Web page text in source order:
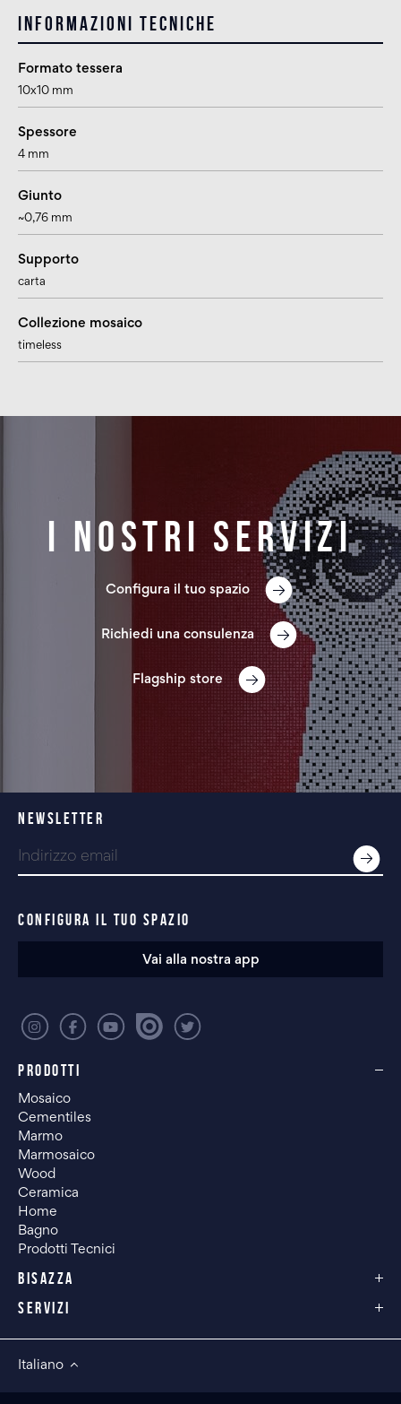
Informazioni tecniche
Formato tessera
10x10 mm
Spessore
4 mm
Giunto
~0,76 mm
Supporto
carta
Collezione mosaico
timeless
I nostri servizi
Configura il tuo spazio
Richiedi una consulenza
Flagship store
PRODOTTI
Mosaico
Cementiles
Marmo
Marmosaico
Wood
Ceramica
Home
Bagno
Prodotti Tecnici
BISAZZA
SERVIZI
NEWSLETTER
CONFIGURA IL TUO SPAZIO
Vai alla nostra app
Italiano